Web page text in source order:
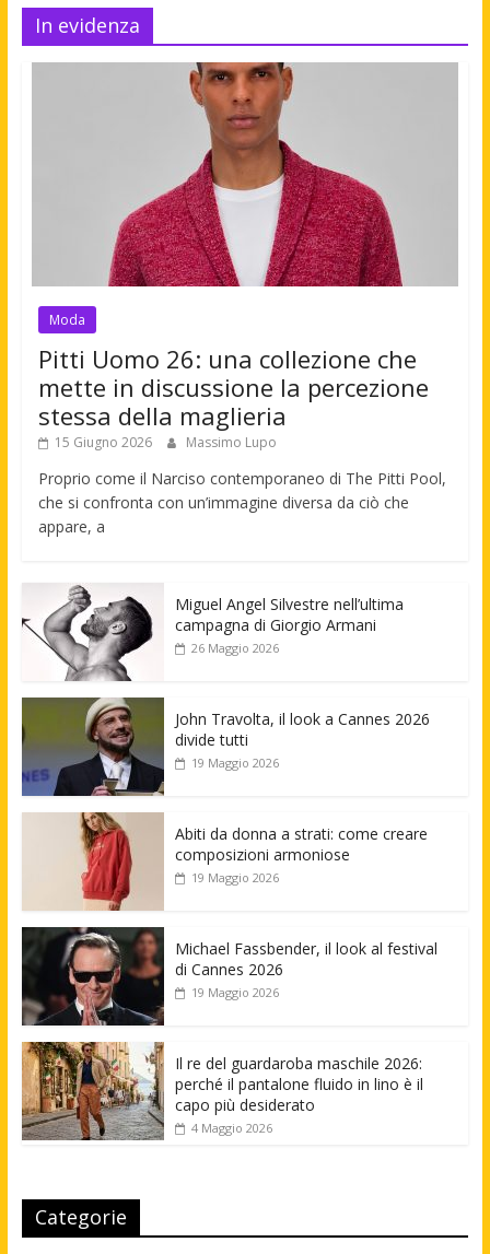
In evidenza
Moda
Pitti Uomo 26: una collezione che
mette in discussione la percezione
stessa della maglieria
15 Giugno 2026 Massimo Lupo
Proprio come il Narciso contemporaneo di The Pitti Pool,
che si confronta con un’immagine diversa da ciò che
appare, a
Miguel Angel Silvestre nell’ultima
campagna di Giorgio Armani
26 Maggio 2026
John Travolta, il look a Cannes 2026
divide tutti
19 Maggio 2026
Abiti da donna a strati: come creare
composizioni armoniose
19 Maggio 2026
Michael Fassbender, il look al festival
di Cannes 2026
19 Maggio 2026
Il re del guardaroba maschile 2026:
perché il pantalone fluido in lino è il
capo più desiderato
4 Maggio 2026
Categorie